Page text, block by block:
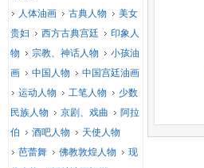
人体油画
古典人物
美女
贵妇
西方古典宫廷
印象人
物
宗教、神话人物
小孩油
画
中国人物
中国宫廷油画
运动人物
工笔人物
少数
民族人物
京剧、戏曲
阿拉
伯
酒吧人物
天使人物
芭蕾舞
佛教敦煌人物
现